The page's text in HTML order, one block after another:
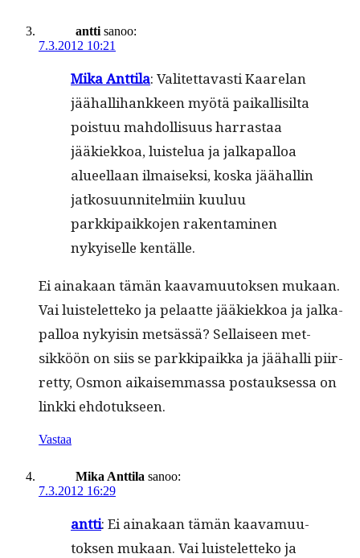
antti sanoo:
7.3.2012 10:21
Mika Antti­la: Valitet­tavasti Kaare­lan
jäähal­li­hankkeen myötä paikallisil­ta
pois­tuu mah­dol­lisu­us har­ras­taa
jääkiekkoa, luis­telua ja jalka­pal­loa
alueel­laan ilmaisek­si, kos­ka jäähallin
jatko­su­un­nitelmi­in kuu­luu
parkkipaikko­jen rak­en­t­a­mi­nen
nykyiselle kentälle.
Ei ainakaan tämän kaava­muu­tok­sen mukaan.
Vai luis­telet­teko ja pelaat­te jääkiekkoa ja jalka­
pal­loa nyky­isin met­sässä? Sel­l­aiseen met­
sikköön on siis se parkkipaik­ka ja jäähal­li piir­
ret­ty, Osmon aikaisem­mas­sa postauk­ses­sa on
link­ki ehdotukseen.
Vastaa
Mika Anttila sanoo:
7.3.2012 16:29
antti: Ei ainakaan tämän kaava­muu­
tok­sen mukaan. Vai luis­telet­teko ja